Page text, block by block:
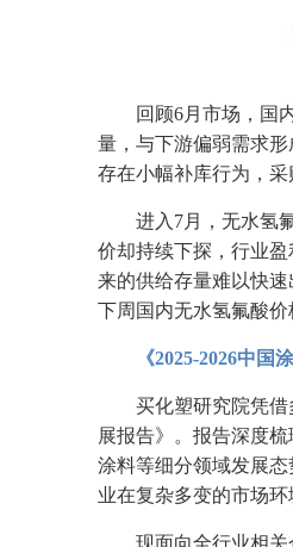
回顾6月市场，国
量，与下游偏弱需求
存在小幅补库行为，采
进入7月，无水氢
价却持续下探，行业
来的供给存量难以快
下周国内无水氢氟酸价
《2025-2026中
买化塑研究院凭
展报告》。报告深度
涂料等细分领域发展
业在复杂多变的市场环
现面向全行业相